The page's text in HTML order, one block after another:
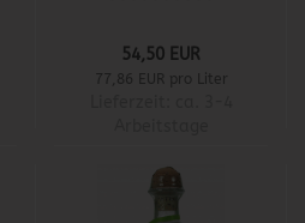
54,50 EUR
77,86 EUR pro Liter